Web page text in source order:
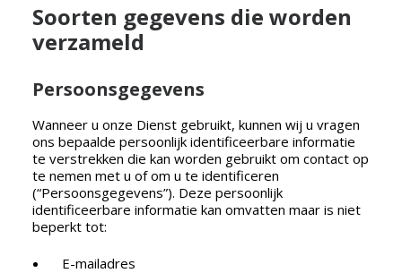
Soorten gegevens die worden
verzameld
Persoonsgegevens
Wanneer u onze Dienst gebruikt, kunnen wij u vragen
ons bepaalde persoonlijk identificeerbare informatie
te verstrekken die kan worden gebruikt om contact op
te nemen met u of om u te identificeren
(“Persoonsgegevens”). Deze persoonlijk
identificeerbare informatie kan omvatten maar is niet
beperkt tot:
E-mailadres